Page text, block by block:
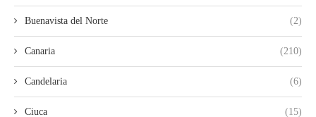
Buenavista del Norte (2)
Canaria (210)
Candelaria (6)
Ciuca (15)